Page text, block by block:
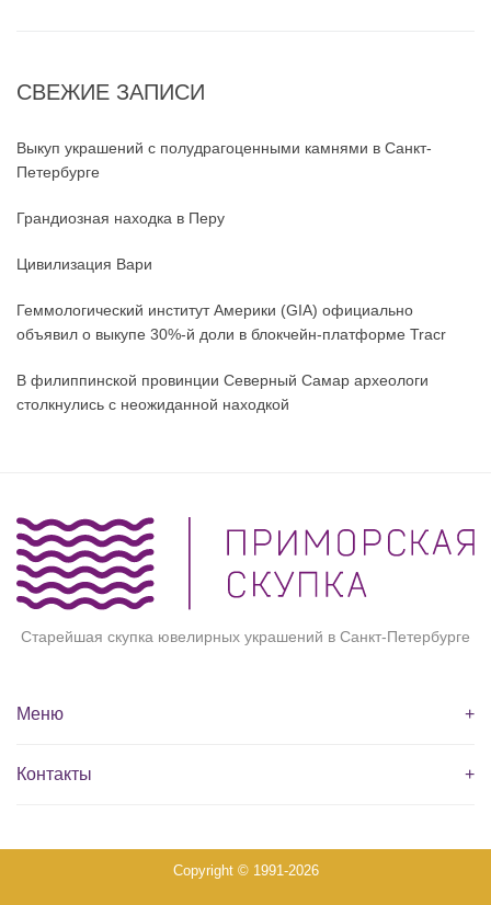
СВЕЖИЕ ЗАПИСИ
Выкуп украшений с полудрагоценными камнями в Санкт-
Петербурге
Грандиозная находка в Перу
Цивилизация Вари
Геммологический институт Америки (GIA) официально
объявил о выкупе 30%-й доли в блокчейн-платформе Tracr
В филиппинской провинции Северный Самар археологи
столкнулись с неожиданной находкой
Старейшая скупка ювелирных украшений в Санкт-Петербурге
Меню +
Контакты +
Copyright © 1991-2026